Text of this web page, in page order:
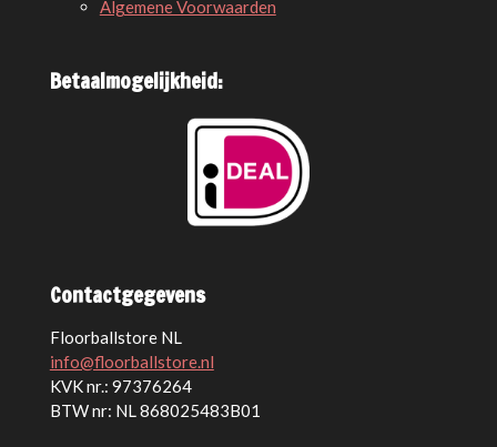
Algemene Voorwaarden
Betaalmogelijkheid:
Contactgegevens
Floorballstore NL
info@floorballstore.nl
KVK nr.: 97376264
BTW nr: NL 868025483B01